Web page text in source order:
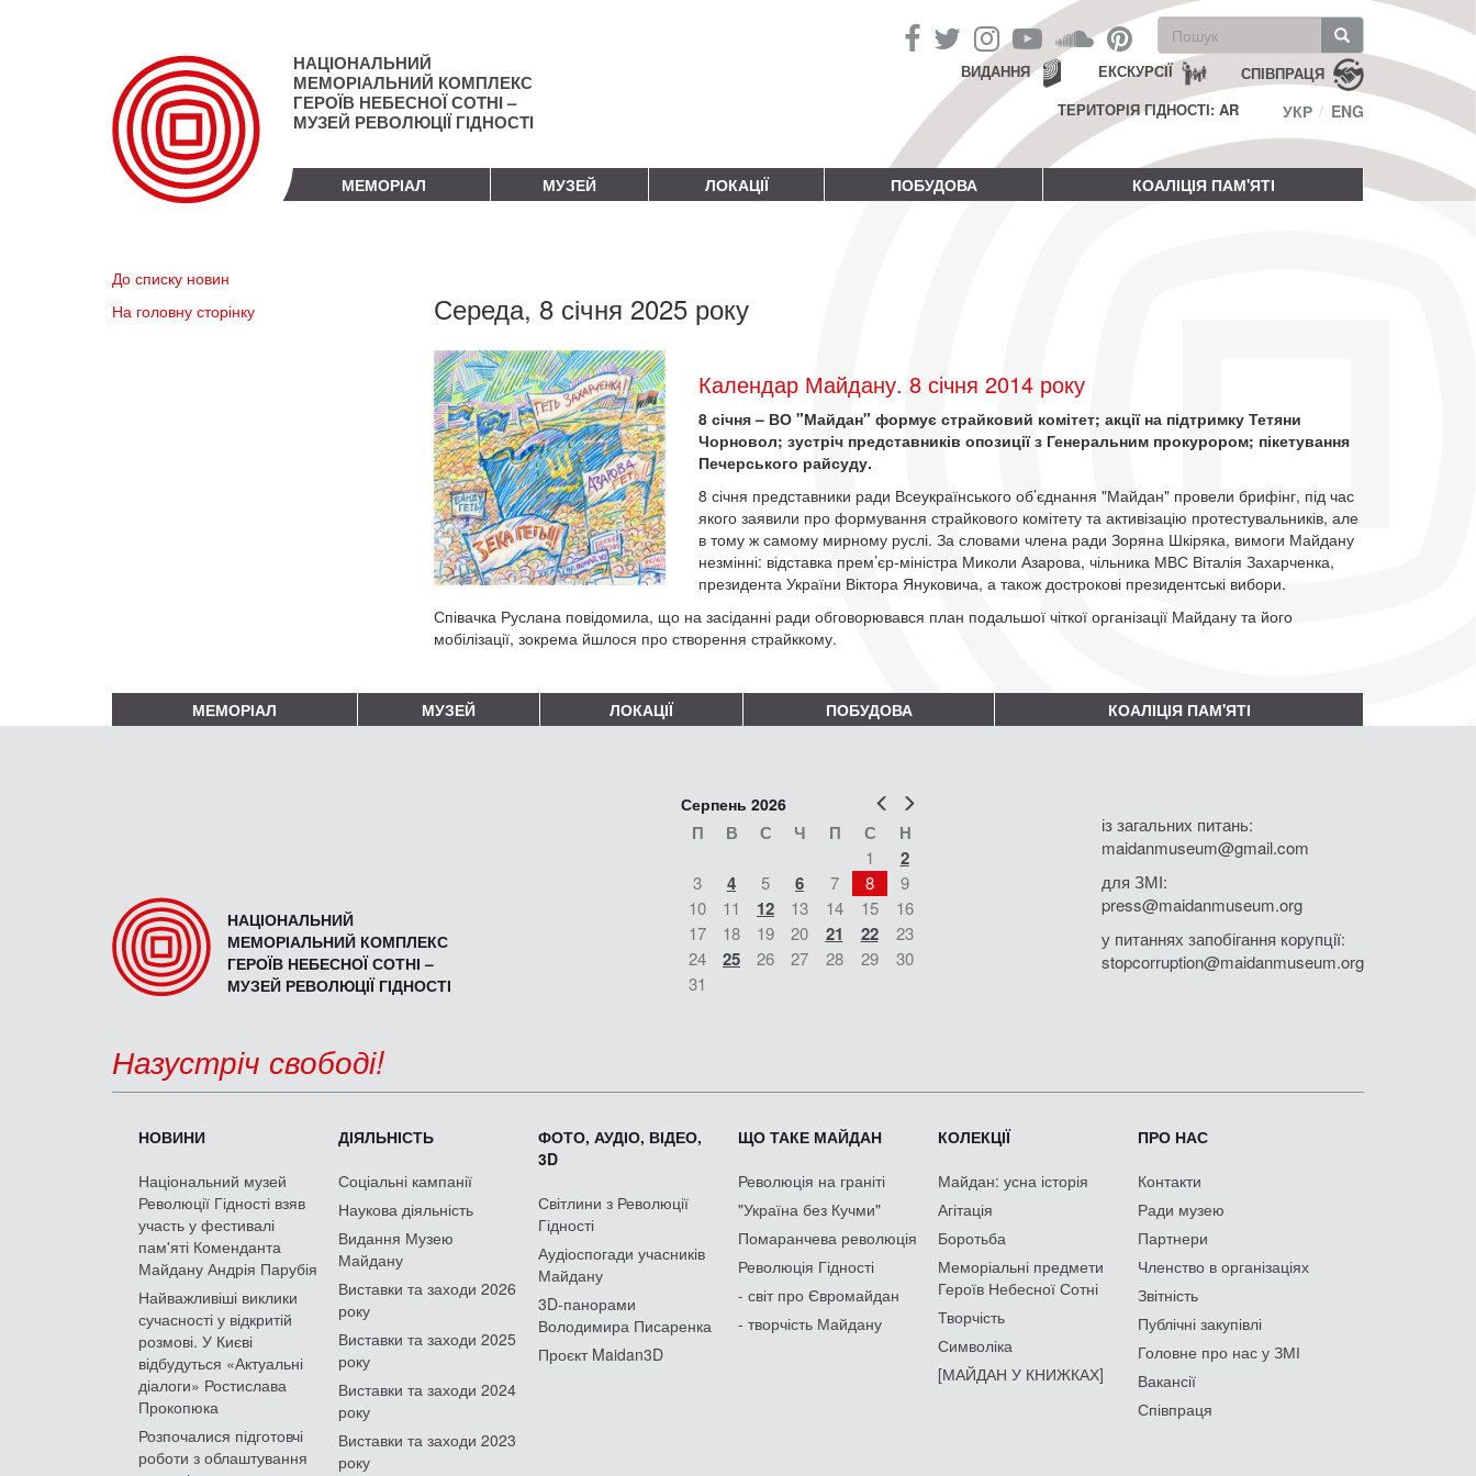
НАЦІОНАЛЬНИЙ
МЕМОРІАЛЬНИЙ КОМПЛЕКС
ГЕРОЇВ НЕБЕСНОЇ СОТНІ –
МУЗЕЙ РЕВОЛЮЦІЇ ГІДНОСТІ
Пошукова
форма
Пошук СПІВПРАЦЯ
ЕКСКУРСІЇ
ВИДАННЯ
ТЕРИТОРІЯ ГІДНОСТІ: AR
УКР ENG
МЕМОРІАЛ МУЗЕЙ ЛОКАЦІЇ ПОБУДОВА КОАЛІЦІЯ ПАМ'ЯТІ
До списку новин
На головну сторінку
Середа, 8 січня 2025 року
Календар Майдану. 8 січня 2014 року
8 січня – ВО "Майдан" формує страйковий комітет; акції на підтримку Тетяни
Чорновол; зустріч представників опозиції з Генеральним прокурором; пікетування
Печерського райсуду.
8 січня представники ради Всеукраїнського об’єднання "Майдан" провели брифінг, під час
якого заявили про формування страйкового комітету та активізацію протестувальників, але
в тому ж самому мирному руслі. За словами члена ради Зоряна Шкіряка, вимоги Майдану
незмінні: відставка прем’єр-міністра Миколи Азарова, чільника МВС Віталія Захарченка,
президента України Віктора Януковича, а також дострокові президентські вибори.
Співачка Руслана повідомила, що на засіданні ради обговорювався план подальшої чіткої організації Майдану та його
мобілізації, зокрема йшлося про створення страйккому.
МЕМОРІАЛ МУЗЕЙ ЛОКАЦІЇ ПОБУДОВА КОАЛІЦІЯ ПАМ'ЯТІ
НАЦІОНАЛЬНИЙ
МЕМОРІАЛЬНИЙ КОМПЛЕКС
ГЕРОЇВ НЕБЕСНОЇ СОТНІ –
МУЗЕЙ РЕВОЛЮЦІЇ ГІДНОСТІ
Попер
Серпень 2026
П В С Ч П С Н
1 2
3 4 5 6 7 8
9
10
11 12 13 14 15
16
17
18 19 20 21 22
23
24
25 26 27 28 29
30
31
із загальних питань:
maidanmuseum@gmail.com
для ЗМІ:
press@maidanmuseum.org
у питаннях запобігання корупції:
stopcorruption@maidanmuseum.org
Назустріч свободі!
НОВИНИ
Національний музей
Революції Гідності взяв
участь у фестивалі
пам'яті Коменданта
Майдану Андрія Парубія
Найважливіші виклики
сучасності у відкритій
розмові. У Києві
відбудуться «Актуальні
діалоги» Ростислава
Прокопюка
Розпочалися підготовчі
роботи з облаштування
ДІЯЛЬНІСТЬ
Соціальні кампанії
Наукова діяльність
Видання Музею
Майдану
Виставки та заходи 2026
року
Виставки та заходи 2025
року
Виставки та заходи 2024
року
Виставки та заходи 2023
року
ФОТО, АУДІО, ВІДЕО,
3D
Світлини з Революції
Гідності
Аудіоспогади учасників
Майдану
3D-панорами
Володимира Писаренка
Проєкт Maidan3D
ЩО ТАКЕ МАЙДАН
Революція на граніті
"Україна без Кучми"
Помаранчева революція
Революція Гідності
- світ про Євромайдан
- творчість Майдану
КОЛЕКЦІЇ
Майдан: усна історія
Агітація
Боротьба
Меморіальні предмети
Героїв Небесної Сотні
Творчість
Символіка
[МАЙДАН У КНИЖКАХ]
ПРО НАС
Контакти
Ради музею
Партнери
Членство в організаціях
Звітність
Публічні закупівлі
Головне про нас у ЗМІ
Вакансії
Співпраця